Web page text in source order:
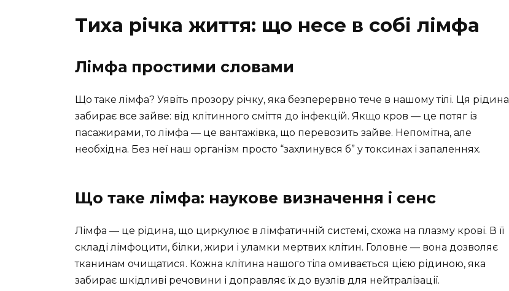
Тиха річка життя: що несе в собі лімфа
Лімфа простими словами
Що таке лімфа? Уявіть прозору річку, яка безперервно тече в нашому тілі. Ця рідина
забирає все зайве: від клітинного сміття до інфекцій. Якщо кров — це потяг із
пасажирами, то лімфа — це вантажівка, що перевозить зайве. Непомітна, але
необхідна. Без неї наш організм просто “захлинувся б” у токсинах і запаленнях.
Що таке лімфа: наукове визначення і сенс
Лімфа — це рідина, що циркулює в лімфатичній системі, схожа на плазму крові. В її
складі лімфоцити, білки, жири і уламки мертвих клітин. Головне — вона дозволяє
тканинам очищатися. Кожна клітина нашого тіла омивається цією рідиною, яка
забирає шкідливі речовини і доправляє їх до вузлів для нейтралізації.